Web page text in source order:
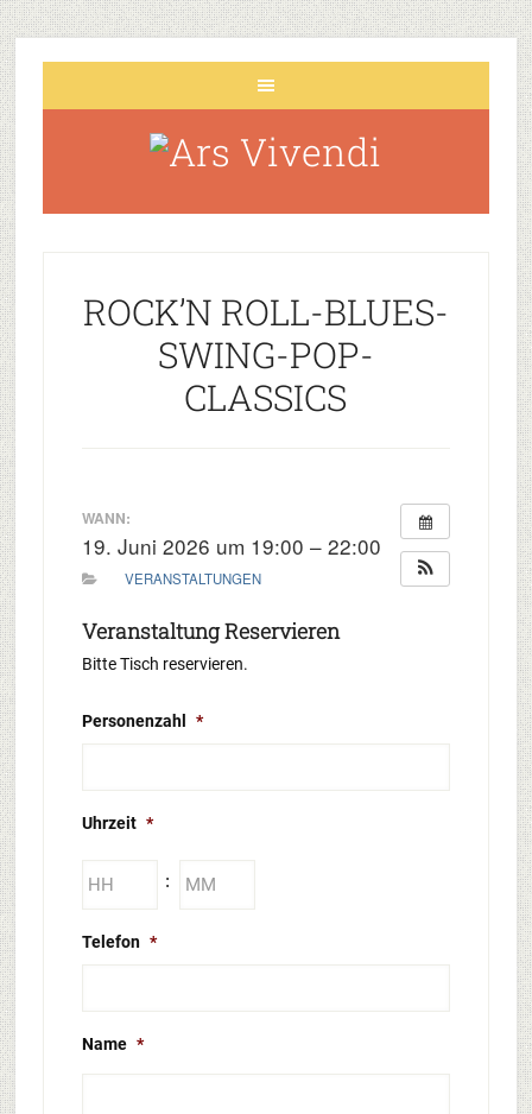
ROCK’N ROLL-BLUES-
SWING-POP-
CLASSICS
WANN:
19. Juni 2026 um 19:00 – 22:00
VERANSTALTUNGEN
Veranstaltung Reservieren
Bitte Tisch reservieren.
Personenzahl *
Uhrzeit *
:
Telefon *
Name *